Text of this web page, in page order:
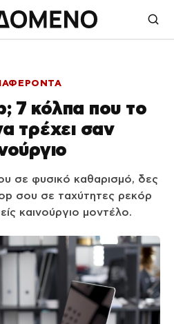
7 κόλπα που το
τρέχει σαν
σε φυσικό καθαρισμό, δες
σου σε ταχύτητες ρεκόρ
καινούργιο μοντέλο.